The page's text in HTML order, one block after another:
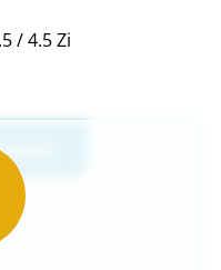
/ 4.5 Zi